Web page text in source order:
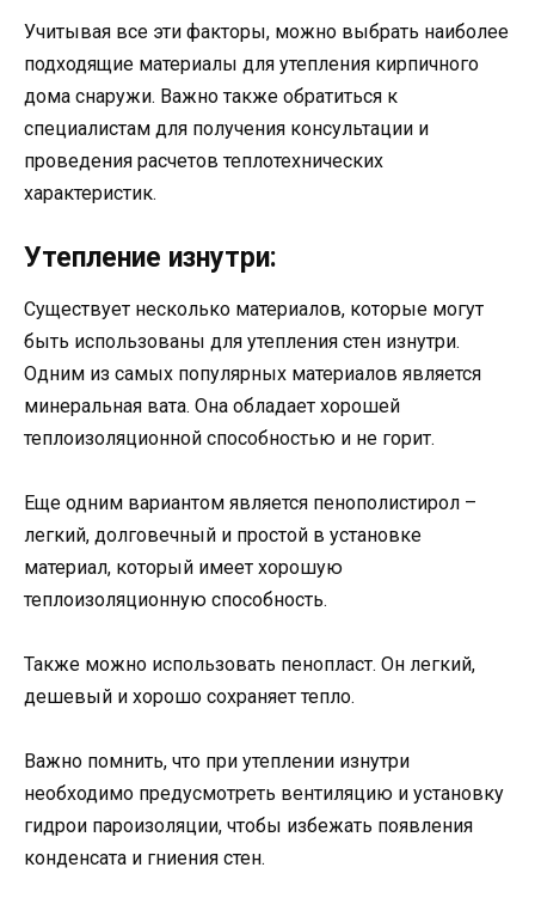
Учитывая все эти факторы, можно выбрать наиболее
подходящие материалы для утепления кирпичного
дома снаружи. Важно также обратиться к
специалистам для получения консультации и
проведения расчетов теплотехнических
характеристик.
Утепление изнутри:
Существует несколько материалов, которые могут
быть использованы для утепления стен изнутри.
Одним из самых популярных материалов является
минеральная вата. Она обладает хорошей
теплоизоляционной способностью и не горит.
Еще одним вариантом является пенополистирол –
легкий, долговечный и простой в установке
материал, который имеет хорошую
теплоизоляционную способность.
Также можно использовать пенопласт. Он легкий,
дешевый и хорошо сохраняет тепло.
Важно помнить, что при утеплении изнутри
необходимо предусмотреть вентиляцию и установку
гидрои пароизоляции, чтобы избежать появления
конденсата и гниения стен.